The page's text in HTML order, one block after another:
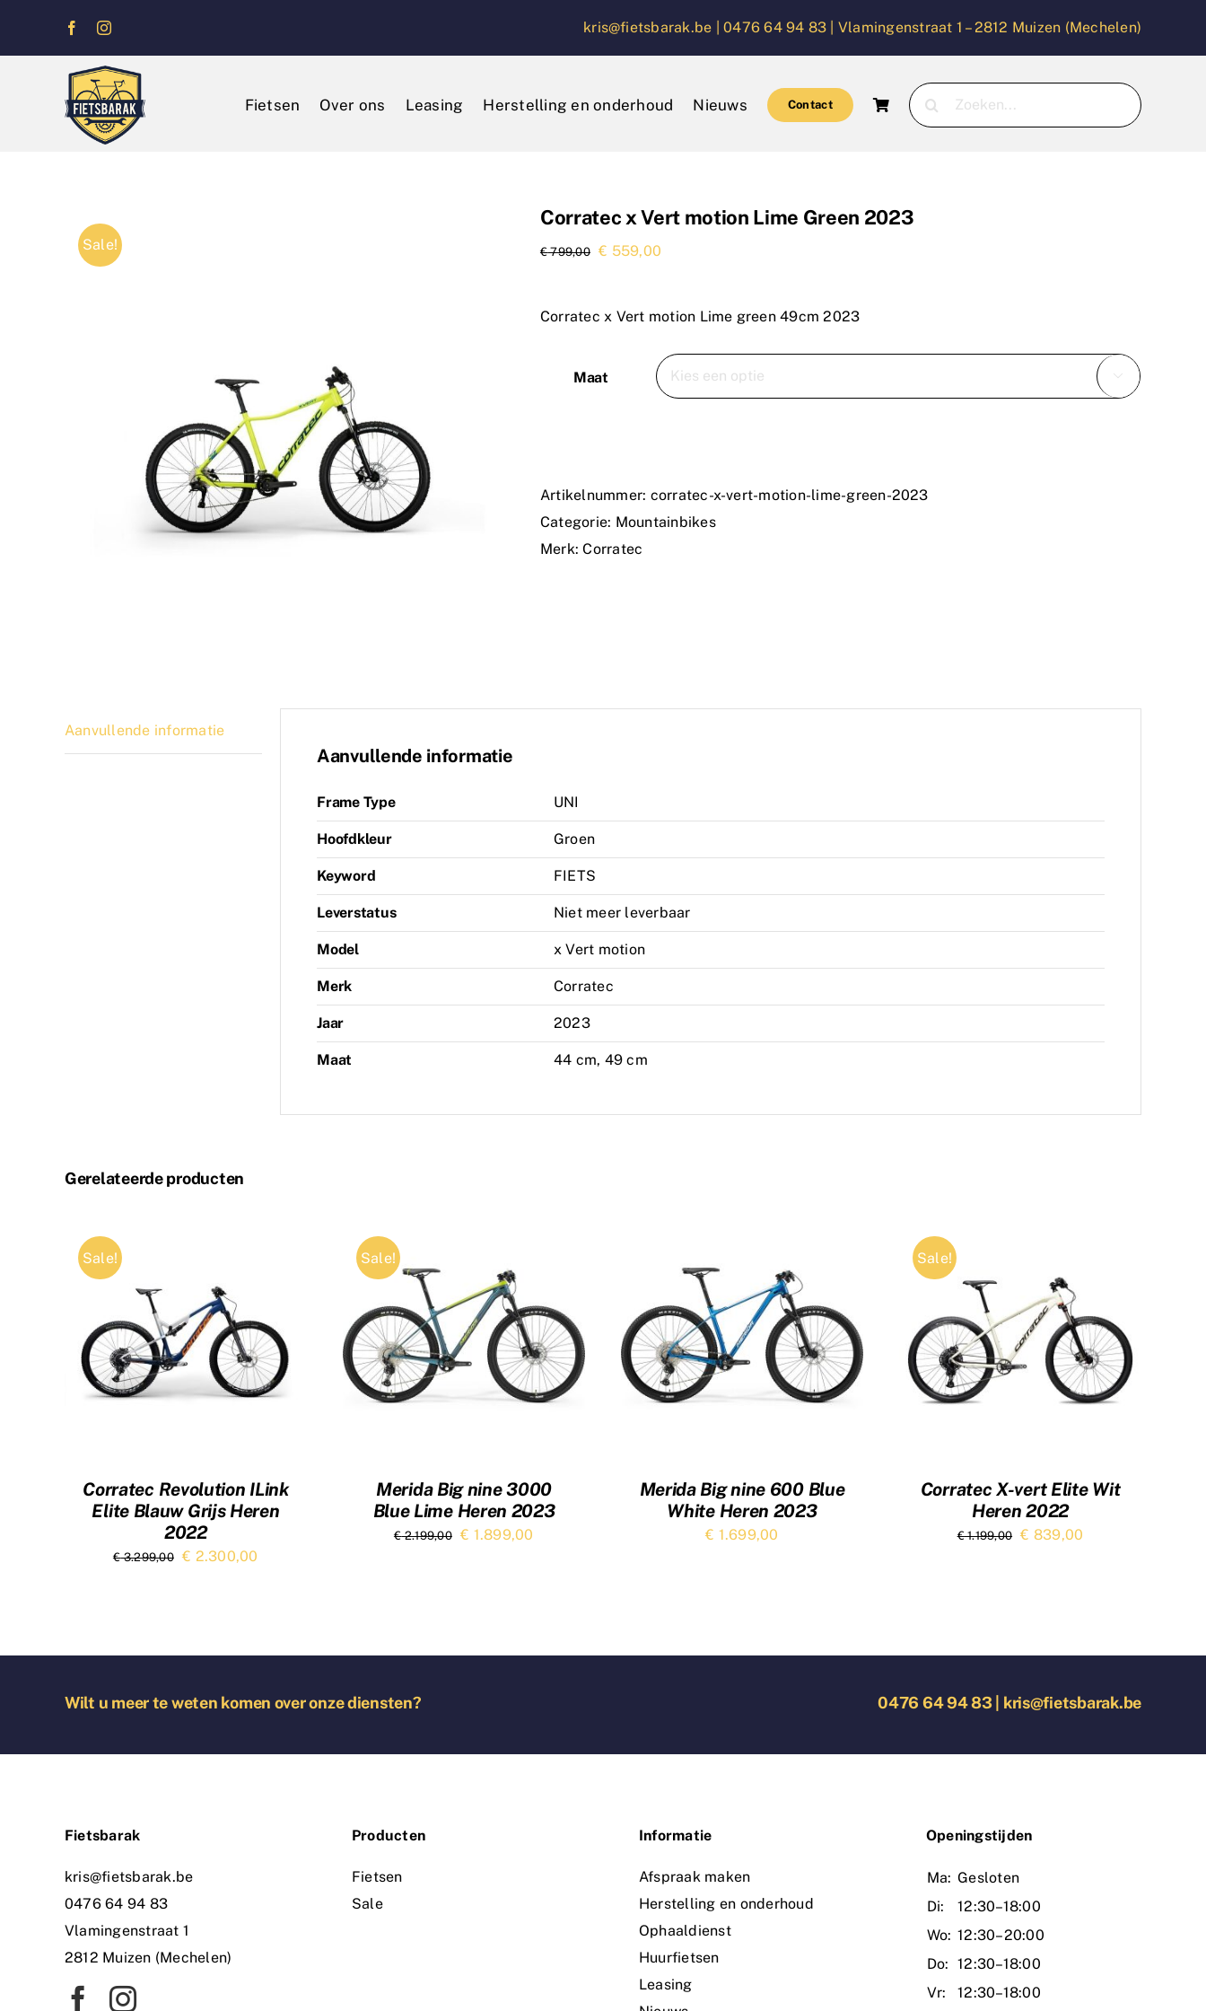
kris@fietsbarak.be |0476 64 94 83 | Vlamingenstraat 1 – 2812 Muizen (Mechelen)
Fietsen Over ons Leasing Herstelling en onderhoud Nieuws Contact
Zoeken
naar:
Sale!
Corratec x Vert motion Lime Green 2023
€799,00 Oorspronkelijke
€ 559,00
Corratec x Vert motion Lime green 49cm 2023
Maat 
Artikelnummer: corratec-x-vert-motion-lime-green-2023
Categorie: Mountainbikes
Merk:Corratec
Aanvullende informatie
Aanvullende informatie
Frame Type UNI
Hoofdkleur Groen
Keyword FIETS
Leverstatus Niet meer leverbaar
Model x Vert motion
Merk Corratec
Jaar 2023
Maat 44 cm, 49 cm
Gerelateerde producten
Sale!
Corratec Revolution ILink
Elite Blauw Grijs Heren
2022
€3.299,00 Oorspronkelijke
€ 2.300,00
Sale!
Merida Big nine 3000
Blue Lime Heren 2023
€2.199,00 Oorspronkelijke
€ 1.899,00
Merida Big nine 600 Blue
White Heren 2023
€ 1.699,00
Sale!
Corratec X-vert Elite Wit
Heren 2022
€1.199,00 Oorspronkelijke
€ 839,00
Wilt u meer te weten komen over onze diensten? 0476 64 94 83| kris@fietsbarak.be
Fietsbarak
kris@fietsbarak.be
0476 64 94 83
Vlamingenstraat 1
2812 Muizen (Mechelen)
Producten
Fietsen
Sale
Informatie
Afspraak maken
Herstelling en onderhoud
Ophaaldienst
Huurfietsen
Leasing
Openingstijden
Ma: Gesloten
Di:
12:30–18:00
Wo: 12:30–20:00
Do: 12:30–18:00
Vr:
12:30–18:00